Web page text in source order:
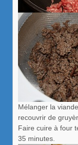
Mélanger la
recouvrir de
Faire cuire à four
35 minutes.